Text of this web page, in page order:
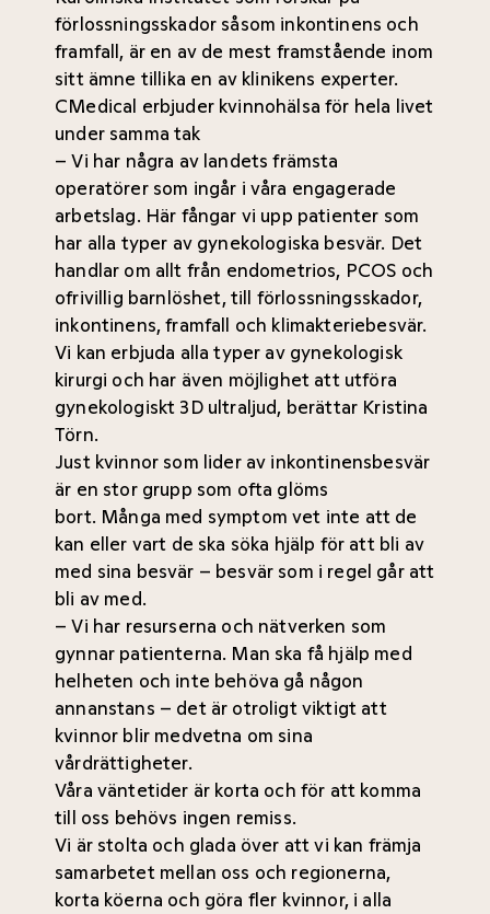
förlossningsskador såsom inkontinens och
framfall, är en av de mest framstående inom
sitt ämne tillika en av klinikens experter.
CMedical erbjuder kvinnohälsa för hela livet
under samma tak
– Vi har några av landets främsta
operatörer som ingår i våra engagerade
arbetslag. Här fångar vi upp patienter som
har alla typer av gynekologiska besvär. Det
handlar om allt från endometrios, PCOS och
ofrivillig barnlöshet, till förlossningsskador,
inkontinens, framfall och klimakteriebesvär.
Vi kan erbjuda alla typer av gynekologisk
kirurgi och har även möjlighet att utföra
gynekologiskt 3D ultraljud, berättar Kristina
Törn.
Just kvinnor som lider av inkontinensbesvär
är en stor grupp som ofta glöms
bort. Många med symptom vet inte att de
kan eller vart de ska söka hjälp för att bli av
med sina besvär – besvär som i regel går att
bli av med.
– Vi har resurserna och nätverken som
gynnar patienterna. Man ska få hjälp med
helheten och inte behöva gå någon
annanstans – det är otroligt viktigt att
kvinnor blir medvetna om sina
vårdrättigheter.
Våra väntetider är korta och för att komma
till oss behövs ingen remiss.
Vi är stolta och glada över att vi kan främja
samarbetet mellan oss och regionerna,
korta köerna och göra fler kvinnor, i alla